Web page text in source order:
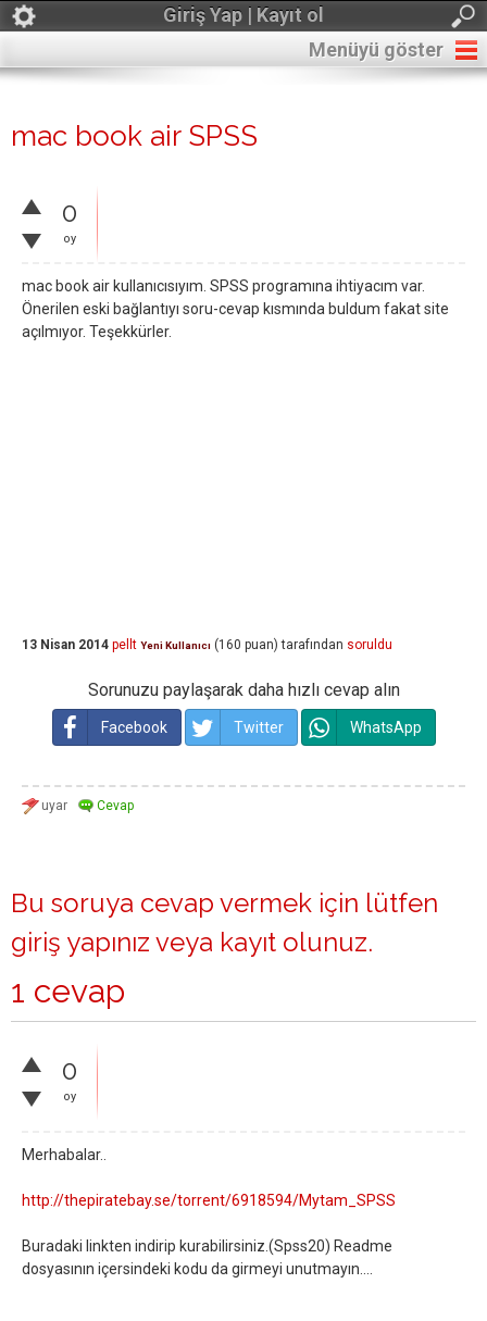
Giriş Yap | Kayıt ol
Menüyü göster
mac book air SPSS
0
oy
mac book air kullanıcısıyım. SPSS programına ihtiyacım var.
Önerilen eski bağlantıyı soru-cevap kısmında buldum fakat site
açılmıyor. Teşekkürler.
13 Nisan 2014 pellt Yeni Kullanıcı (160 puan) tarafından soruldu
Sorunuzu paylaşarak daha hızlı cevap alın
Facebook Twitter WhatsApp
Bu soruya cevap vermek için lütfen
giriş yapınız veya kayıt olunuz.
1 cevap
0
oy
Merhabalar..
http://thepiratebay.se/torrent/6918594/Mytam_SPSS
Buradaki linkten indirip kurabilirsiniz.(Spss20) Readme
dosyasının içersindeki kodu da girmeyi unutmayın....